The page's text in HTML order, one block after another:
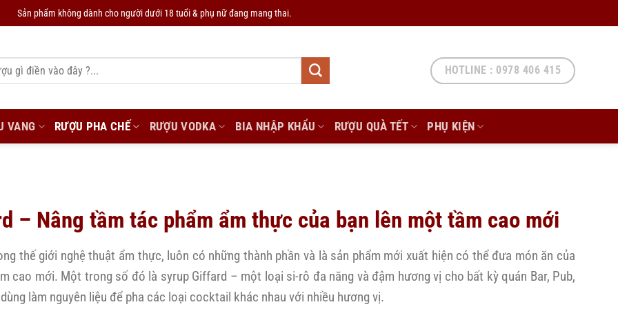
Sản phẩm không dành cho người dưới 18 tuổi & phụ nữ đang mang thai.
HOTLINE : 0978 406 415
VANG RƯỢU PHA CHẾ RƯỢU VODKA BIA NHẬP KHẨU RƯỢU QUÀ TẾT PHỤ KIỆN
– Nâng tầm tác phẩm ẩm thực của bạn lên một tầm cao mới
thế giới nghệ thuật ẩm thực, luôn có những thành phần và là sản phẩm mới xuất hiện có thể đưa món ăn của
cao mới. Một trong số đó là syrup Giffard – một loại si-rô đa năng và đậm hương vị cho bất kỳ quán Bar, Pub,
làm nguyên liệu để pha các loại cocktail khác nhau với nhiều hương vị.